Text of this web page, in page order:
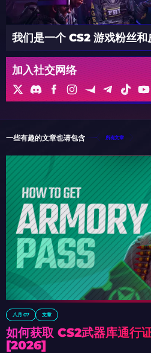
我们是一个 CS2 游戏粉丝
加入社交网络
一些有趣的文章也请包含 所有文章
八月 07 文章
如何获取 CS2武器库通行
[2026]